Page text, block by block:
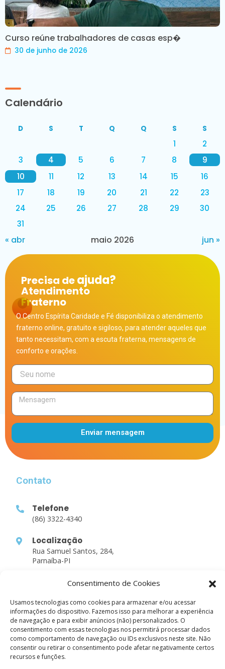
Consentimento de Cookies
Usamos tecnologias como cookies para armazenar e/ou acessar
informações do dispositivo. Fazemos isso para melhorar a experiência
de navegação e para exibir anúncios (não) personalizados. O
consentimento com essas tecnologias nos permitirá processar dados
como comportamento de navegação ou IDs exclusivos neste site. Não
consentir ou retirar o consentimento pode afetar negativamente certos
recursos e funções.
Curso reúne trabalhadores de casas esp�
30 de junho de 2026
Calendário
maio 2026
D S T Q Q S S
1
2
3
4 5 6 7 8
9
10
11 12 13 14 15
16
17
18 19 20 21 22
23
24
25 26 27 28 29
30
31
« abr jun »
Precisa deajuda?
Atendimento
Fraterno
O Centro Espírita Caridade e Fé disponibiliza o atendimento
fraterno online, gratuito e sigiloso, para atender aqueles que
tanto necessitam, com a escuta fraterna, mensagens de
conforto e orações.
Enviar mensagem
Contato
Telefone
(86) 3322-4340
Localização
Rua Samuel Santos, 284,
Parnaíba-PI
Links Rápidos
Sobre nós
Atividades
Estudos